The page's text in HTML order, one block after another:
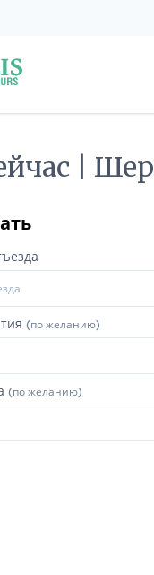
|
(по желанию)
(по желанию)